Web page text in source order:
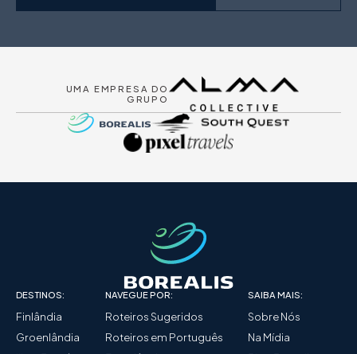
UMA EMPRESA DO
GRUPO
DESTINOS:
Finlândia
Groenlândia
NAVEGUE POR:
Roteiros Sugeridos
Roteiros em Português
SAIBA MAIS:
Sobre Nós
Na Mídia